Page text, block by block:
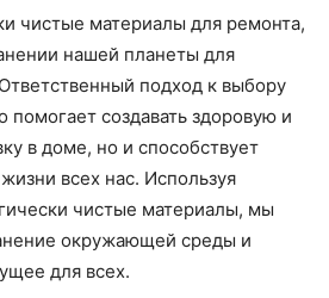
чистые материалы для ремонта,
нашей планеты для
подход к выбору
помогает создавать здоровую и
в доме, но и способствует
всех нас. Используя
чистые материалы, мы
окружающей среды и
для всех.